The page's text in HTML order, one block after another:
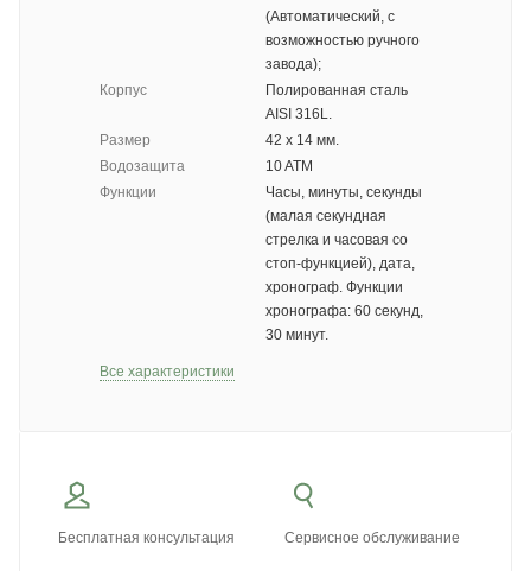
(Автоматический, с
возможностью ручного
завода);
Корпус
Полированная сталь
AISI 316L.
Размер
42 х 14 мм.
Водозащита
10 ATM
Функции
Часы, минуты, секунды
(малая секундная
стрелка и часовая со
стоп-функцией), дата,
хронограф. Функции
хронографа: 60 секунд,
30 минут.
Все характеристики
Бесплатная консультация Сервисное обслуживание